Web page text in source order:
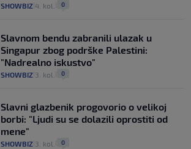
SHOWBIZ 4. kol. 0
Slavnom bendu zabranili ulazak u
Singapur zbog podrške Palestini:
"Nadrealno iskustvo"
SHOWBIZ 3. kol. 0
Slavni glazbenik progovorio o velikoj
borbi: "Ljudi su se dolazili oprostiti od
mene"
SHOWBIZ 3. kol. 0